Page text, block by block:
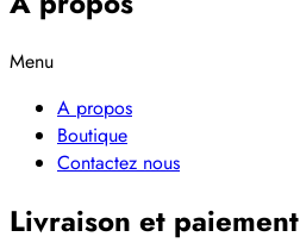
Menu
A propos
Boutique
Contactez nous
Livraison et paiement